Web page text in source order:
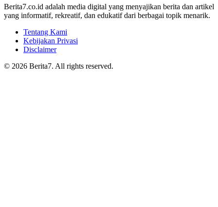
Berita7.co.id adalah media digital yang menyajikan berita dan artikel
yang informatif, rekreatif, dan edukatif dari berbagai topik menarik.
Tentang Kami
Kebijakan Privasi
Disclaimer
© 2026 Berita7. All rights reserved.